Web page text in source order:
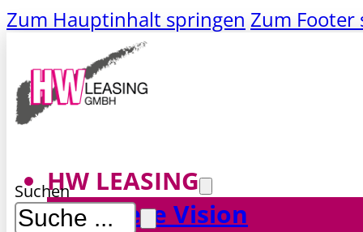
Zum Hauptinhalt springen Zum Footer
HW LEASING
Unsere Vision
Suchen